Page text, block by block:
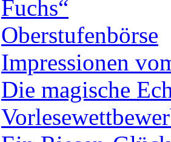
Fuchs“
Oberstufenbörse
Impressionen
Die magische